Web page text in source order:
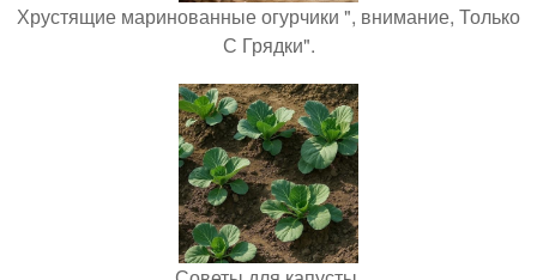
Хрустящие маринованные огурчики ", внимание, Только
С Грядки".